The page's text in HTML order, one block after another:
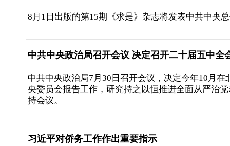
8月1日出版的第15期《求是》杂志将发表中共中央
中共中央政治局召开会议 决定召开二十届五中
中共中央政治局7月30日召开会议，决定今年10月
央委员会报告工作，研究持之以恒推进全面从严治
持会议。
习近平对侨务工作作出重要指示